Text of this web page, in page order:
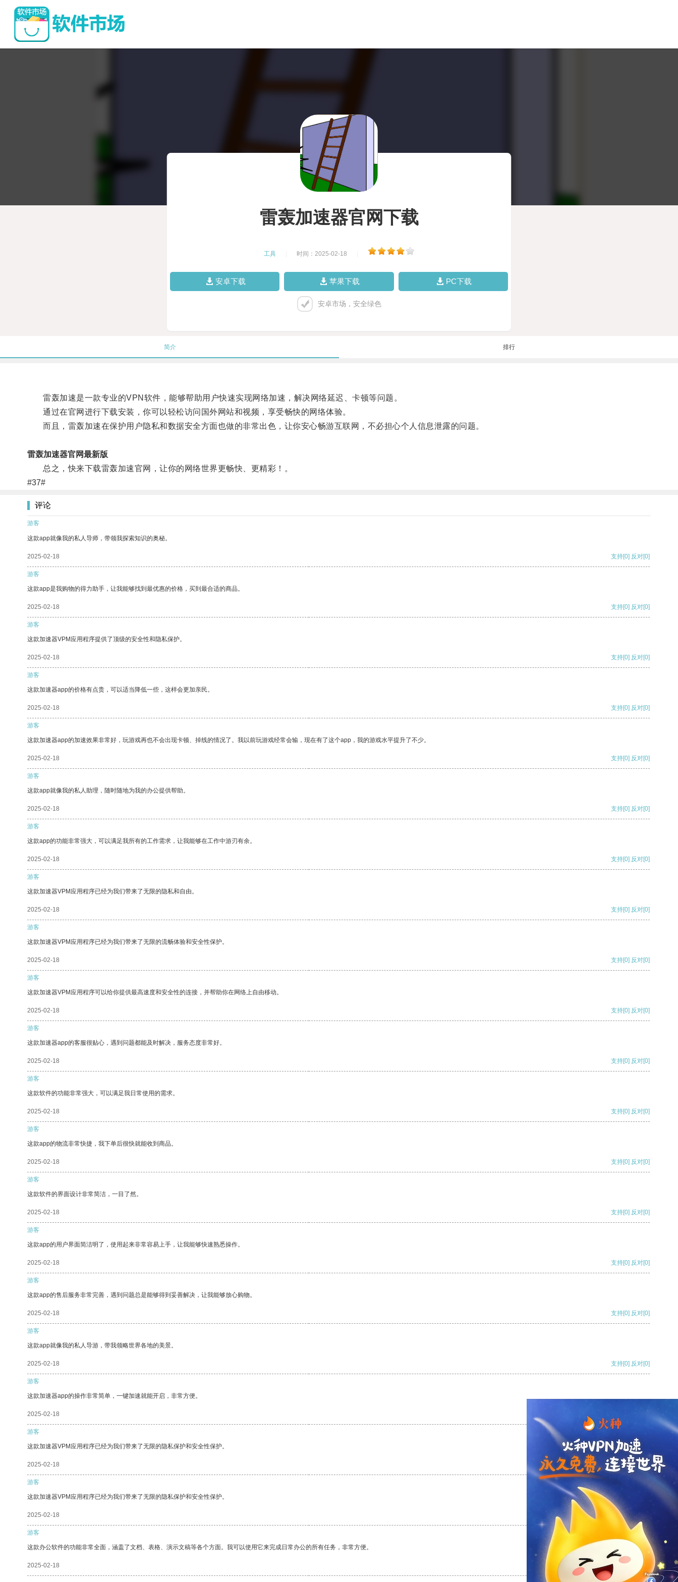
雷轰加速器官网下载
工具 时间：2025-02-18
安卓下载 苹果下载 PC下载
安卓市场，安全绿色
简介 排行
雷轰加速是一款专业的VPN软件，能够帮助用户快速实现网络加速，解决网络延迟、卡顿等问题。
通过在官网进行下载安装，你可以轻松访问国外网站和视频，享受畅快的网络体验。
而且，雷轰加速在保护用户隐私和数据安全方面也做的非常出色，让你安心畅游互联网，不必担心个人信息泄露的问题。
雷轰加速器官网最新版
总之，快来下载雷轰加速官网，让你的网络世界更畅快、更精彩！。
#37#
评论
游客
这款app就像我的私人导师，带领我探索知识的奥秘。
2025-02-18 支持[0] 反对[0]
游客
这款app是我购物的得力助手，让我能够找到最优惠的价格，买到最合适的商品。
2025-02-18 支持[0] 反对[0]
游客
这款加速器VPM应用程序提供了顶级的安全性和隐私保护。
2025-02-18 支持[0] 反对[0]
游客
这款加速器app的价格有点贵，可以适当降低一些，这样会更加亲民。
2025-02-18 支持[0] 反对[0]
游客
这款加速器app的加速效果非常好，玩游戏再也不会出现卡顿、掉线的情况了。我以前玩游戏经常会输，现在有了这个app，我的游戏水平提升了不少。
2025-02-18 支持[0] 反对[0]
游客
这款app就像我的私人助理，随时随地为我的办公提供帮助。
2025-02-18 支持[0] 反对[0]
游客
这款app的功能非常强大，可以满足我所有的工作需求，让我能够在工作中游刃有余。
2025-02-18 支持[0] 反对[0]
游客
这款加速器VPM应用程序已经为我们带来了无限的隐私和自由。
2025-02-18 支持[0] 反对[0]
游客
这款加速器VPM应用程序已经为我们带来了无限的流畅体验和安全性保护。
2025-02-18 支持[0] 反对[0]
游客
这款加速器VPM应用程序可以给你提供最高速度和安全性的连接，并帮助你在网络上自由移动。
2025-02-18 支持[0] 反对[0]
游客
这款加速器app的客服很贴心，遇到问题都能及时解决，服务态度非常好。
2025-02-18 支持[0] 反对[0]
游客
这款软件的功能非常强大，可以满足我日常使用的需求。
2025-02-18 支持[0] 反对[0]
游客
这款app的物流非常快捷，我下单后很快就能收到商品。
2025-02-18 支持[0] 反对[0]
游客
这款软件的界面设计非常简洁，一目了然。
2025-02-18 支持[0] 反对[0]
游客
这款app的用户界面简洁明了，使用起来非常容易上手，让我能够快速熟悉操作。
2025-02-18 支持[0] 反对[0]
游客
这款app的售后服务非常完善，遇到问题总是能够得到妥善解决，让我能够放心购物。
2025-02-18 支持[0] 反对[0]
游客
这款app就像我的私人导游，带我领略世界各地的美景。
2025-02-18 支持[0] 反对[0]
游客
这款加速器app的操作非常简单，一键加速就能开启，非常方便。
2025-02-18
游客
这款加速器VPM应用程序已经为我们带来了无限的隐私保护和安全性保护。
2025-02-18 支持 [0] 反对[0]
游客
这款加速器VPM应用程序已经为我们带来了无限的隐私保护和安全性保护。
2025-02-18 支持[0] 反对
游客
这款办公软件的功能非常全面，涵盖了文档、表格、演示文稿等各个方面。我可以使用它来完成日常办公的所有任务，非常方便。
2025-02-18 支持[0] 反对[0]